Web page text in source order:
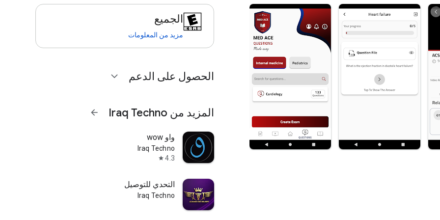
الجميع
مزيد من المعلومات
الحصول على الدعم expand_more
المزيد من Iraq Techno arrow_forward
واو wow
Iraq Techno
4.3
star
التحدي للتوصيل
Iraq Techno